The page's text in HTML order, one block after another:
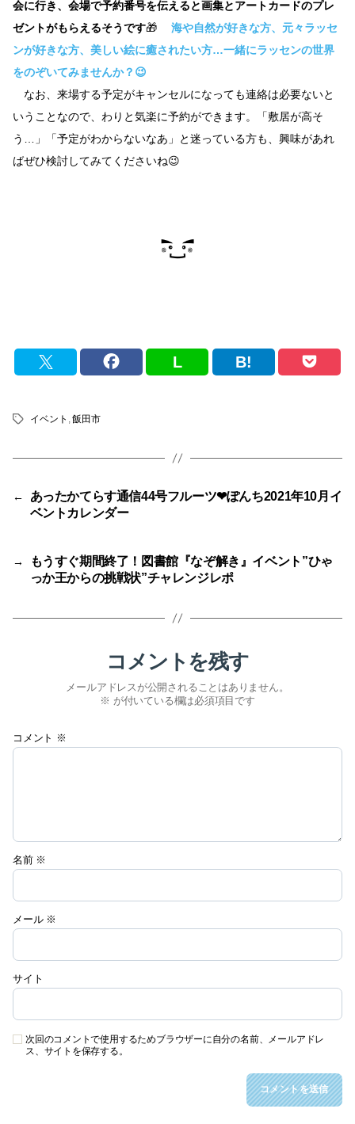
会に行き、会場で予約番号を伝えると画集とアートカードのプレ
ゼントがもらえるそうです🎁 海や自然が好きな方、元々ラッセ
ンが好きな方、美しい絵に癒されたい方…一緒にラッセンの世界
をのぞいてみませんか？😉
なお、来場する予定がキャンセルになっても連絡は必要ないと
いうことなので、わりと気楽に予約ができます。「敷居が高そ
う…」「予定がわからないなあ」と迷っている方も、興味があれ
ばぜひ検討してみてくださいね😉
L B!
タ
イベント ,飯田市
←
あったかてらす通信44号フルーツ❤ぽんち2021年10月イ
ベントカレンダー
→
もうすぐ期間終了！図書館『なぞ解き』イベント”ひゃ
っか王からの挑戦状”チャレンジレポ
コメントを残す
メールアドレスが公開されることはありません。
※ が付いている欄は必須項目です
コメント ※
名前 ※
メール ※
サイト
次回のコメントで使用するためブラウザーに自分の名前、メールアドレ
ス、サイトを保存する。